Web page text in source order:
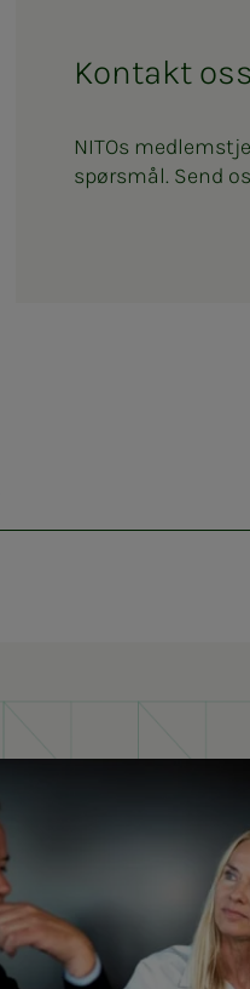
Kontakt oss
NITOs
spørsmål. Send